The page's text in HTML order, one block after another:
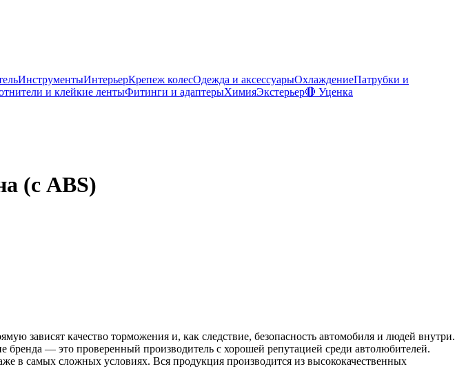
ИнструментыИнтерьерКрепеж колесОдежда и аксессуарыОхлаждениеПатрубки и
и клейкие лентыФитинги и адаптерыХимияЭкстерьер🔴 Уценка
(с ABS)
зависят качество торможения и, как следствие, безопасность автомобиля и людей внутри.
бренда — это проверенный производитель с хорошей репутацией среди автолюбителей.
в самых сложных условиях. Вся продукция производится из высококачественных